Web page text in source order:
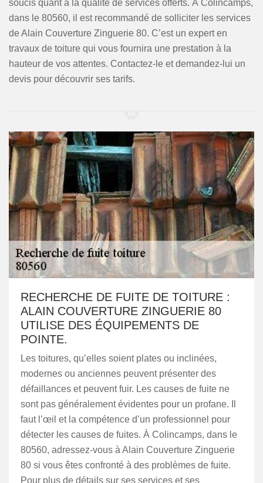
soucis quant à la qualité de services offerts. À Colincamps,
dans le 80560, il est recommandé de solliciter les services
de Alain Couverture Zinguerie 80. C’est un expert en
travaux de toiture qui vous fournira une prestation à la
hauteur de vos attentes. Contactez-le et demandez-lui un
devis pour découvrir ses tarifs.
RECHERCHE DE FUITE DE TOITURE :
ALAIN COUVERTURE ZINGUERIE 80
UTILISE DES ÉQUIPEMENTS DE
POINTE.
Les toitures, qu’elles soient plates ou inclinées,
modernes ou anciennes peuvent présenter des
défaillances et peuvent fuir. Les causes de fuite ne
sont pas généralement évidentes pour un profane. Il
faut l’œil et la compétence d’un professionnel pour
détecter les causes de fuites. À Colincamps, dans le
80560, adressez-vous à Alain Couverture Zinguerie
80 si vous êtes confronté à des problèmes de fuite.
Pour plus de détails sur ses services et ses